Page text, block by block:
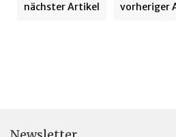
nächster Artikel vorheriger